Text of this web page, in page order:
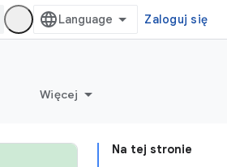
Zaloguj się
Więcej
Na tej stronie